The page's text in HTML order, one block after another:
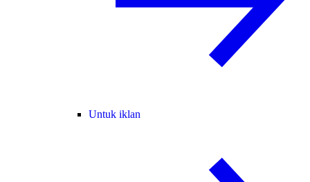
Untuk iklan